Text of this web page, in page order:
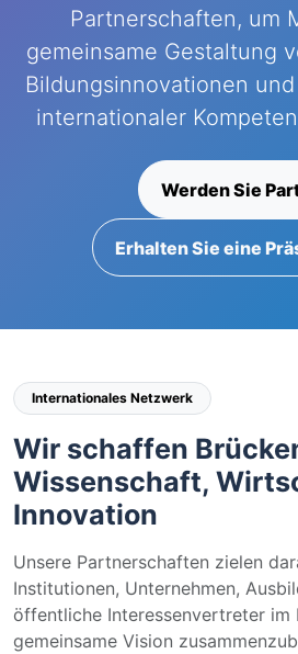
Partnerschaften, um
gemeinsame Gestaltung
Bildungsinnovationen
internationaler
Werden Sie
Erhalten Sie eine
Internationales Netzwerk
Wir schaffen
Wissenschaft,
Innovation
Unsere Partnerschaften zielen
Institutionen, Unternehmen,
öffentliche Interessenvertreter im
gemeinsame Vision